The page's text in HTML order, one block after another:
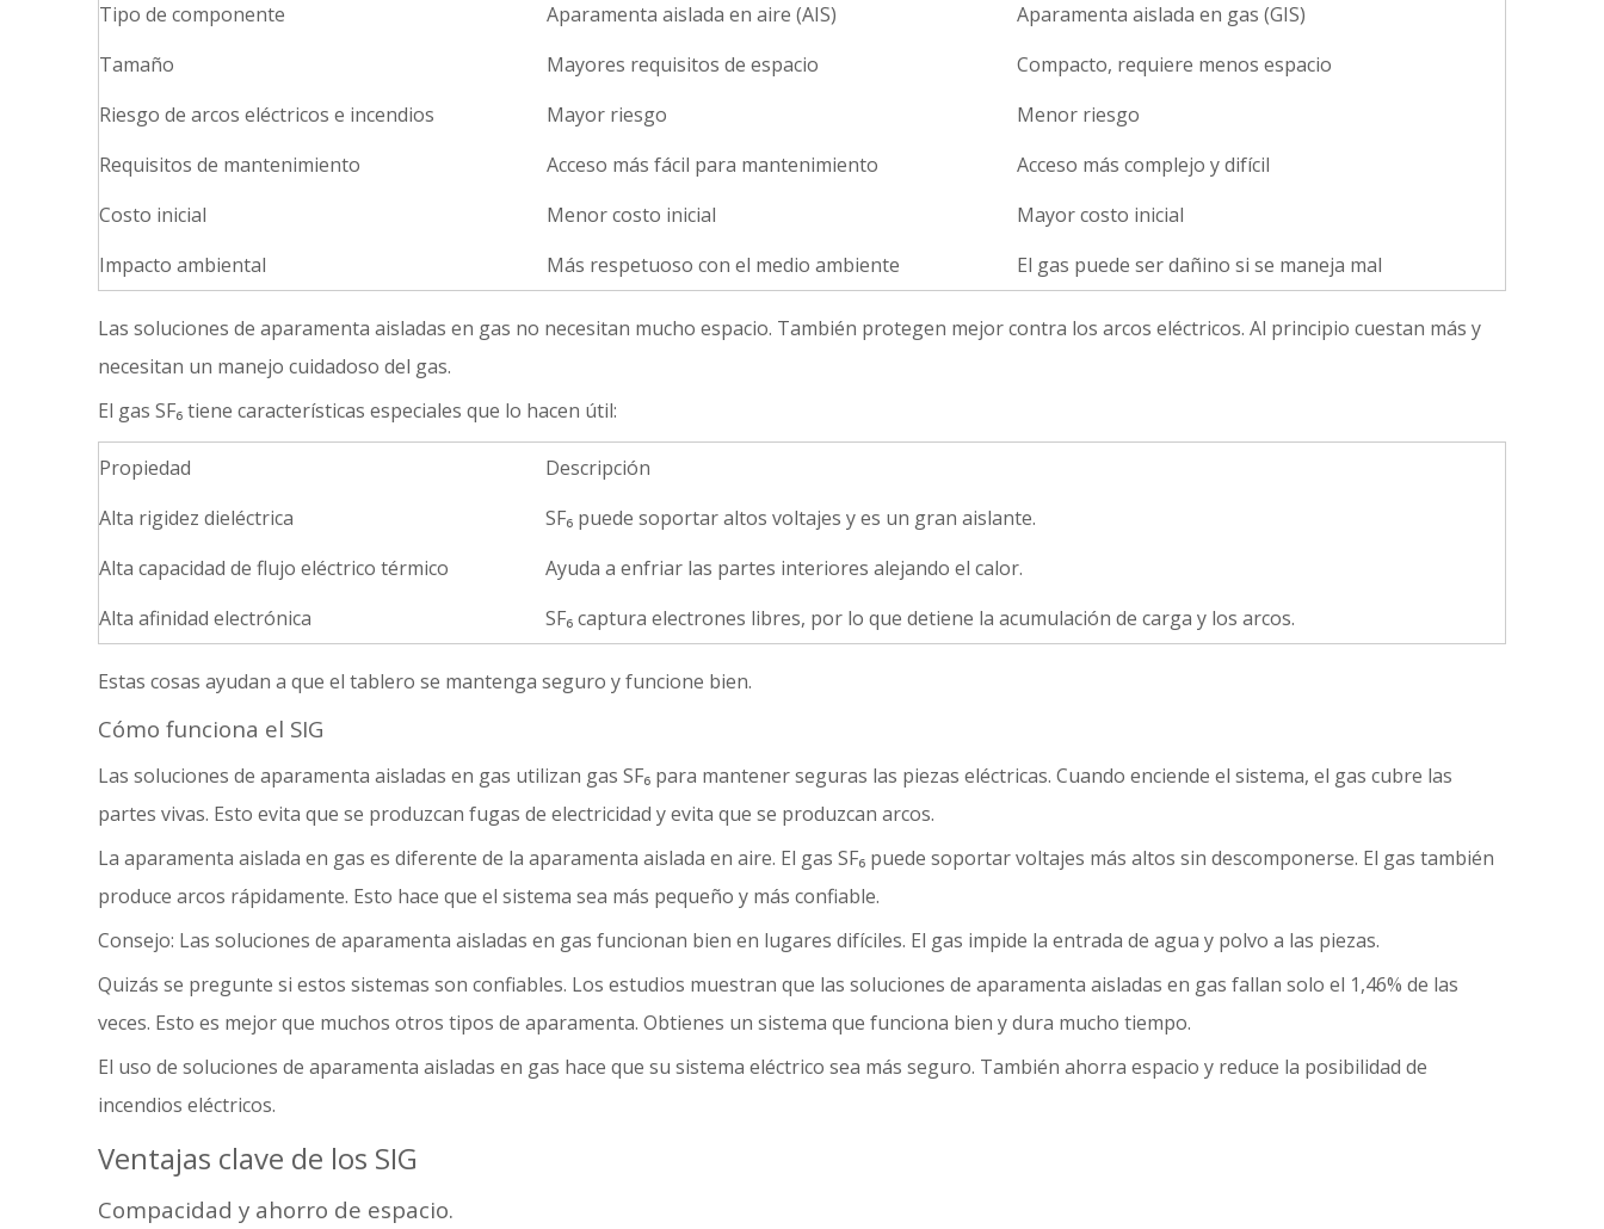
Tipo de componente Aparamenta aislada en aire (AIS)
Aparamenta aislada en gas (GIS)
Tamaño
Mayores requisitos de espacio
Compacto, requiere menos espacio
Riesgo de arcos eléctricos e incendios
Mayor riesgo
Menor riesgo
Requisitos de mantenimiento
Acceso más fácil para mantenimiento
Acceso más complejo y difícil
Costo inicial
Menor costo inicial
Mayor costo inicial
Impacto ambiental
Más respetuoso con el medio ambiente El gas puede ser dañino si se maneja mal
Las soluciones de aparamenta aisladas en gas no necesitan mucho espacio. También protegen mejor contra los arcos eléctricos. Al principio cuestan más y
necesitan un manejo cuidadoso del gas.
El gas SF₆ tiene características especiales que lo hacen útil:
Propiedad
Descripción
Alta rigidez dieléctrica
SF₆ puede soportar altos voltajes y es un gran aislante.
Alta capacidad de flujo eléctrico térmico
Ayuda a enfriar las partes interiores alejando el calor.
Alta afinidad electrónica
SF₆ captura electrones libres, por lo que detiene la acumulación de carga y los arcos.
Estas cosas ayudan a que el tablero se mantenga seguro y funcione bien.
Cómo funciona el SIG
Las soluciones de aparamenta aisladas en gas utilizan gas SF₆ para mantener seguras las piezas eléctricas. Cuando enciende el sistema, el gas cubre las
partes vivas. Esto evita que se produzcan fugas de electricidad y evita que se produzcan arcos.
La aparamenta aislada en gas es diferente de la aparamenta aislada en aire. El gas SF₆ puede soportar voltajes más altos sin descomponerse. El gas también
produce arcos rápidamente. Esto hace que el sistema sea más pequeño y más confiable.
Consejo: Las soluciones de aparamenta aisladas en gas funcionan bien en lugares difíciles. El gas impide la entrada de agua y polvo a las piezas.
Quizás se pregunte si estos sistemas son confiables. Los estudios muestran que las soluciones de aparamenta aisladas en gas fallan solo el 1,46% de las
veces. Esto es mejor que muchos otros tipos de aparamenta. Obtienes un sistema que funciona bien y dura mucho tiempo.
El uso de soluciones de aparamenta aisladas en gas hace que su sistema eléctrico sea más seguro. También ahorra espacio y reduce la posibilidad de
incendios eléctricos.
Ventajas clave de los SIG
Compacidad y ahorro de espacio.